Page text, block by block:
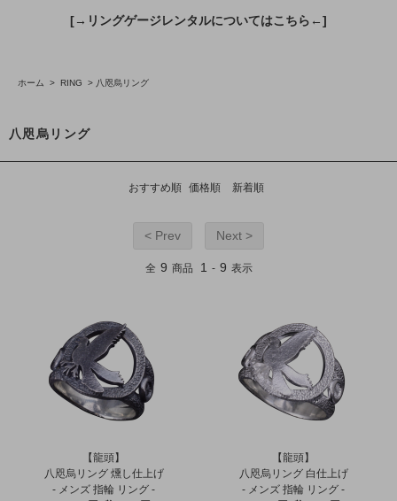
[→リングゲージレンタルについてはこちら←]
ホーム > RING > 八咫烏リング
八咫烏リング
おすすめ順 価格順 新着順
< Prev Next >
全 9 商品 1 - 9 表示
【龍頭】
八咫烏リング 燻し仕上げ
- メンズ 指輪 リング -
【龍頭】
八咫烏リング 白仕上げ
- メンズ 指輪 リング -